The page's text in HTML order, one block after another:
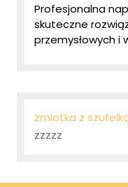
Profesjonalna
skuteczne
przemysłowych i
zmiotka z
zzzzz